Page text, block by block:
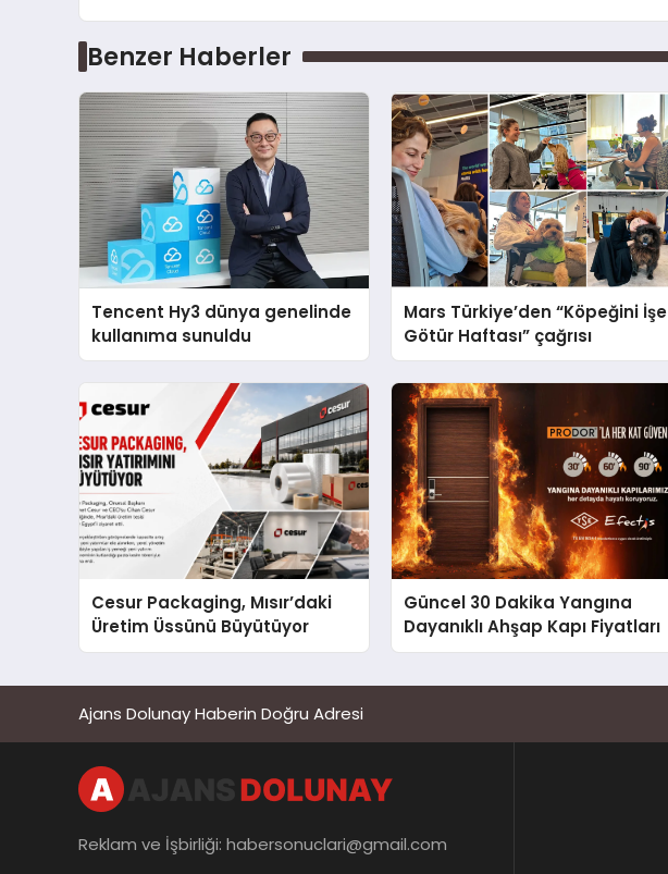
Benzer Haberler
Tencent Hy3 dünya genelinde
kullanıma sunuldu
Mars Türkiye’den “Köpeğini İşe
Götür Haftası” çağrısı
Cesur Packaging, Mısır’daki
Üretim Üssünü Büyütüyor
Güncel 30 Dakika Yangına
Dayanıklı Ahşap Kapı Fiyatları
Ajans Dolunay Haberin Doğru Adresi
Reklam ve İşbirliği: habersonuclari@gmail.com